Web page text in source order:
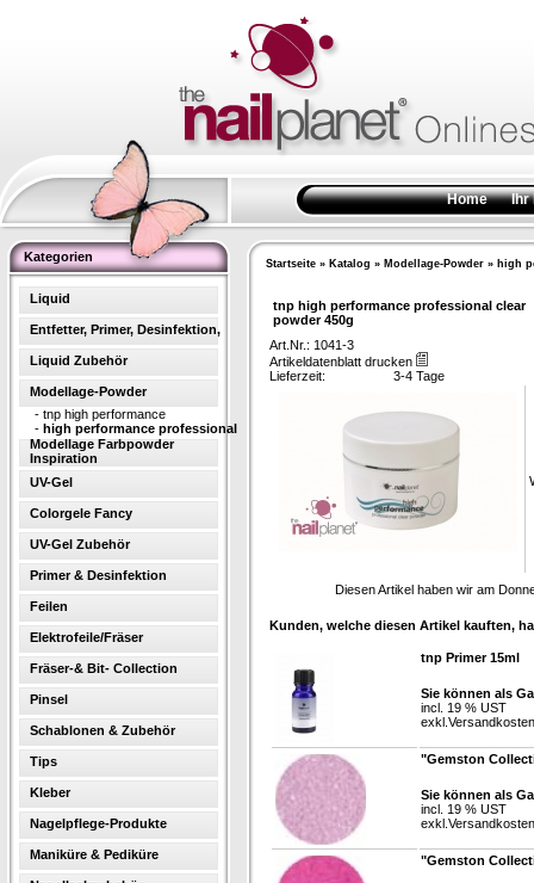
Home Ihr
Kategorien
Liquid
Entfetter, Primer, Desinfektion,
Liquid Zubehör
Modellage-Powder
- tnp high performance
- high performance professional
Modellage Farbpowder
Inspiration
UV-Gel
Colorgele Fancy
UV-Gel Zubehör
Primer & Desinfektion
Feilen
Elektrofeile/Fräser
Fräser-& Bit- Collection
Pinsel
Schablonen & Zubehör
Tips
Kleber
Nagelpflege-Produkte
Maniküre & Pediküre
Startseite » Katalog » Modellage-Powder » high
tnp high performance professional clear
powder 450g
Art.Nr.: 1041-3
Artikeldatenblatt drucken
Lieferzeit:
3-4 Tage
Diesen Artikel haben wir am
Kunden, welche diesen Artikel kauften,
tnp Primer 15ml
Sie können als
incl. 19 % UST
exkl. Versandkosten
"Gemston
Sie können als
incl. 19 % UST
exkl. Versandkosten
"Gemston